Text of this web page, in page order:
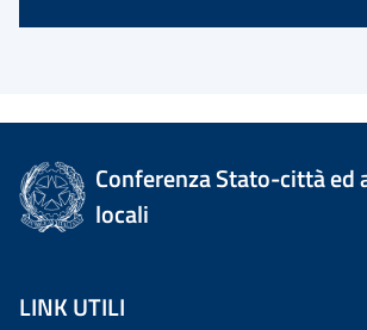
Conferenza Stato-città ed
locali
LINK UTILI